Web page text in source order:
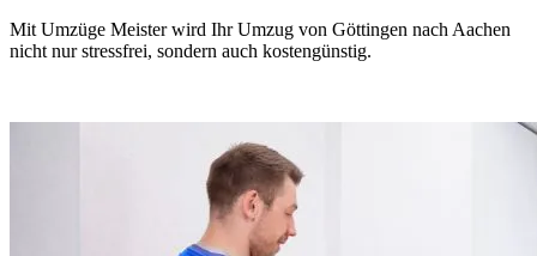
Mit Umzüge Meister wird Ihr Umzug von Göttingen nach Aachen
nicht nur stressfrei, sondern auch kostengünstig.